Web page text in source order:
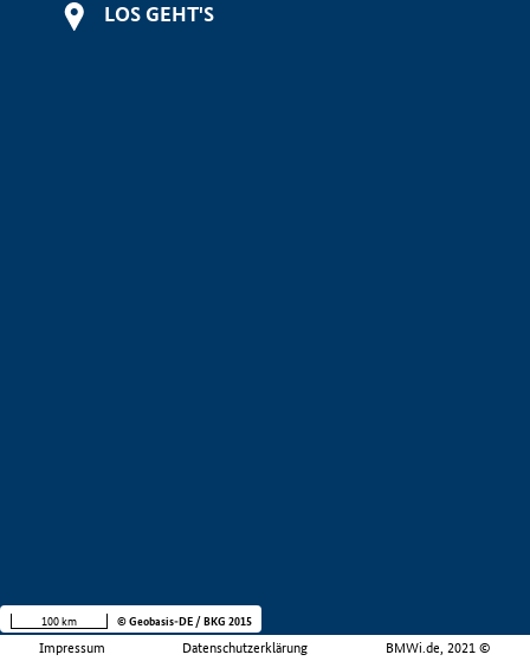
LOS GEHT'S
Impressum Datenschutzerklärung BMWi.de, 2021 ©
100 km © Geobasis-DE / BKG 2015